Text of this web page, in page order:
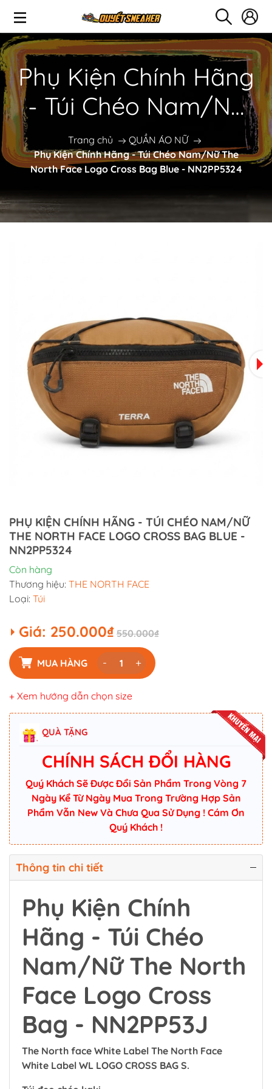
Phụ Kiện Chính Hãng
- Túi Chéo Nam/Nữ
The North Face Logo
Cross Bag Blue -
NN2PP5324
Trang chủ
QUẦN ÁO NỮ
Phụ Kiện Chính Hãng - Túi Chéo Nam/Nữ The
North Face Logo Cross Bag Blue - NN2PP5324
PHỤ KIỆN CHÍNH HÃNG - TÚI CHÉO NAM/NỮ
THE NORTH FACE LOGO CROSS BAG BLUE -
NN2PP5324
Còn hàng
Thương hiệu: THE NORTH FACE
Loại: Túi
Giá: 250.000₫ 550.000₫
MUA HÀNG - +
+ Xem hướng dẫn chọn size
QUÀ TẶNG
CHÍNH SÁCH ĐỔI HÀNG
Quý Khách Sẽ Được Đổi Sản Phẩm Trong Vòng 7
Ngày Kể Từ Ngày Mua Trong Trường Hợp Sản
Phẩm Vẫn New Và Chưa Qua Sử Dụng ! Cám Ơn
Quý Khách !
Thông tin chi tiết
Phụ Kiện Chính
Hãng - Túi Chéo
Nam/Nữ The North
Face Logo Cross
Bag - NN2PP53J
The North face White Label The North Face
White Label WL LOGO CROSS BAG S.